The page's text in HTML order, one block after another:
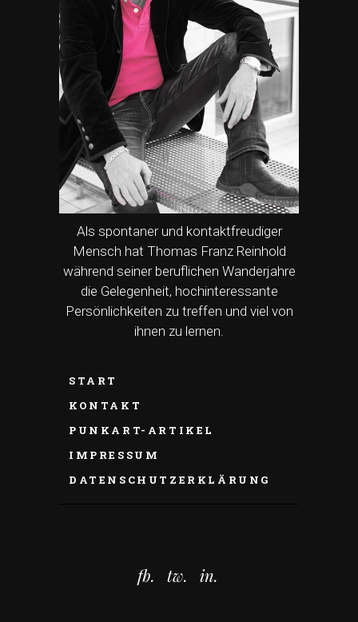
Als spontaner und kontaktfreudiger
Mensch hat Thomas Franz Reinhold
während seiner beruflichen Wanderjahre
die Gelegenheit, hochinteressante
Persönlichkeiten zu treffen und viel von
ihnen zu lernen.
START
KONTAKT
PUNKART-ARTIKEL
IMPRESSUM
DATENSCHUTZERKLÄRUNG
fb. tw. in.